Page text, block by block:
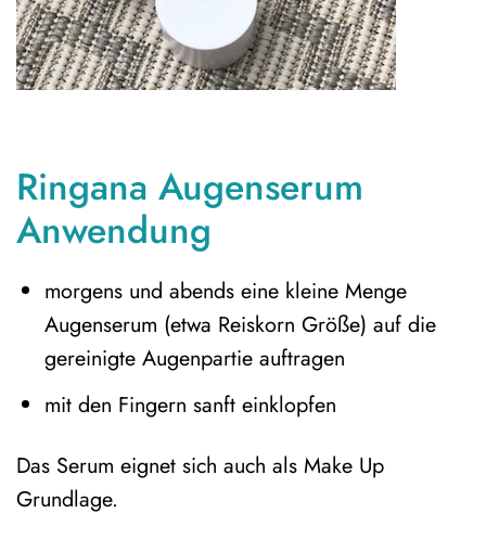
Ringana Augenserum
Anwendung
morgens und abends eine kleine Menge
Augenserum (etwa Reiskorn Größe) auf die
gereinigte Augenpartie auftragen
mit den Fingern sanft einklopfen
Das Serum eignet sich auch als Make Up
Grundlage.